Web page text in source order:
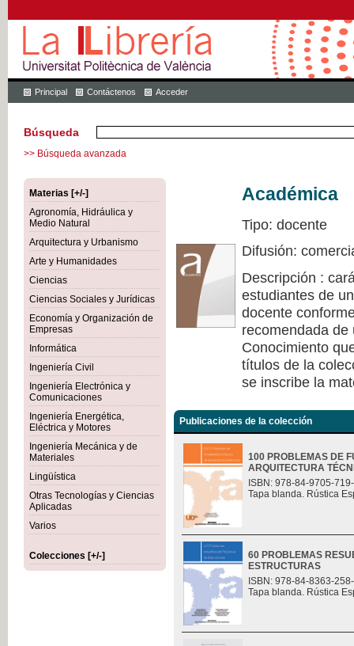
Principal Contáctenos Acceder
Búsqueda
>> Búsqueda avanzada
Materias [+/-]
Agronomía, Hidráulica y
Medio Natural
Arquitectura y Urbanismo
Arte y Humanidades
Ciencias
Ciencias Sociales y Jurídicas
Economía y Organización de
Empresas
Informática
Ingeniería Civil
Ingeniería Electrónica y
Comunicaciones
Ingeniería Energética,
Eléctrica y Motores
Ingeniería Mecánica y de
Materiales
Lingüística
Otras Tecnologías y Ciencias
Aplicadas
Varios
Colecciones [+/-]
Académica
Tipo: docente
Difusión:
Descripción :
estudiantes de
docente
recomendada
Conocimiento
títulos de la
se inscribe la
Publicaciones de la colección
100 PROBLEMAS DE
ARQUITECTURA
ISBN: 978-84-9705-
Tapa blanda. Rústica
60 PROBLEMAS
ESTRUCTURAS
ISBN: 978-84-8363-
Tapa blanda. Rústica